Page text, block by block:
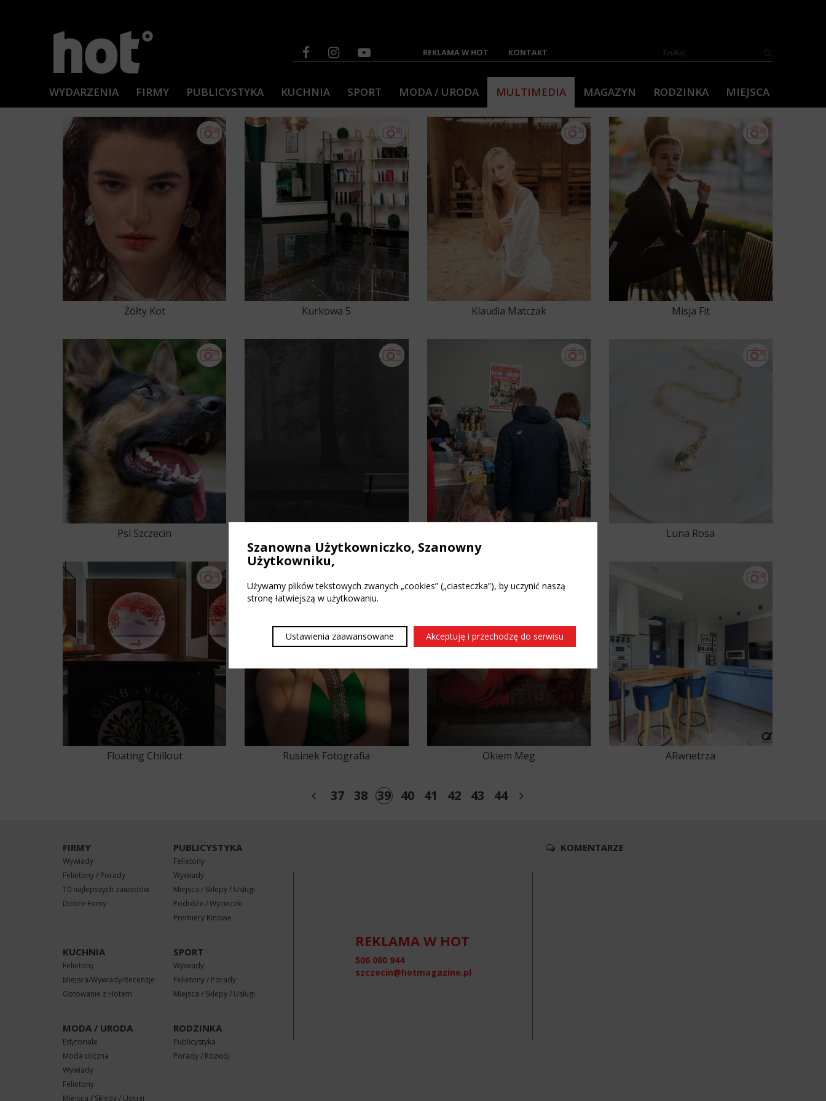
REKLAMA W HOT KONTAKT
WYDARZENIA FIRMY PUBLICYSTYKA KUCHNIA SPORT MODA / URODA MULTIMEDIA MAGAZYN RODZINKA MIEJSCA
Żółty Kot Kurkowa 5 Klaudia Matczak Misja Fit
Psi Szczecin Luna Rosa
Floating Chillout Rusinek Fotografia Okiem Meg ARwnetrza
36 37 38 39 40 41 42 43 44 45
FIRMY
Wywiady
Felietony / Porady
10 najlepszych zawodów
Dobre Firmy
PUBLICYSTYKA
Felietony
Wywiady
Miejsca / Sklepy / Usługi
Podróże / Wycieczki
Premiery Kinowe
KUCHNIA
Felietony
Miejsca/Wywiady/Recenzje
Gotowanie z Hotem
SPORT
Wywiady
Felietony / Porady
Miejsca / Sklepy / Usługi
MODA / URODA
Edytoriale
Moda uliczna
Wywiady
Felietony
Miejsca / Sklepy / Usługi
RODZINKA
Publicystyka
Porady / Rozwój
REKLAMA W HOT
506 060 944
szczecin@hotmagazine.pl
KOMENTARZE
Szanowna Użytkowniczko, Szanowny
Użytkowniku,
Używamy plików tekstowych zwanych „cookies” („ciasteczka”), by uczynić naszą
stronę łatwiejszą w użytkowaniu.
Ustawienia zaawansowane Akceptuję i przechodzę do serwisu